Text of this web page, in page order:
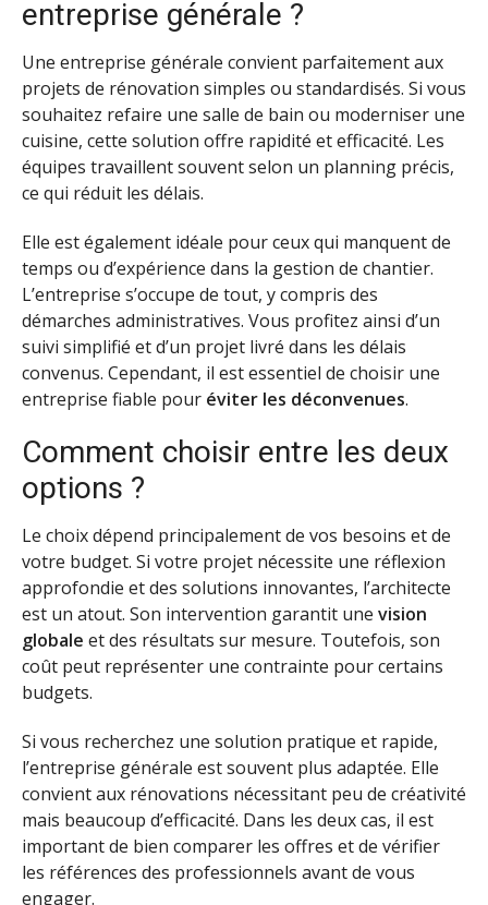
entreprise générale ?
Une entreprise générale convient parfaitement aux
projets de rénovation simples ou standardisés. Si vous
souhaitez refaire une salle de bain ou moderniser une
cuisine, cette solution offre rapidité et efficacité. Les
équipes travaillent souvent selon un planning précis,
ce qui réduit les délais.
Elle est également idéale pour ceux qui manquent de
temps ou d’expérience dans la gestion de chantier.
L’entreprise s’occupe de tout, y compris des
démarches administratives. Vous profitez ainsi d’un
suivi simplifié et d’un projet livré dans les délais
convenus. Cependant, il est essentiel de choisir une
entreprise fiable pour éviter les déconvenues.
Comment choisir entre les deux
options ?
Le choix dépend principalement de vos besoins et de
votre budget. Si votre projet nécessite une réflexion
approfondie et des solutions innovantes, l’architecte
est un atout. Son intervention garantit une vision
globale et des résultats sur mesure. Toutefois, son
coût peut représenter une contrainte pour certains
budgets.
Si vous recherchez une solution pratique et rapide,
l’entreprise générale est souvent plus adaptée. Elle
convient aux rénovations nécessitant peu de créativité
mais beaucoup d’efficacité. Dans les deux cas, il est
important de bien comparer les offres et de vérifier
les références des professionnels avant de vous
engager.